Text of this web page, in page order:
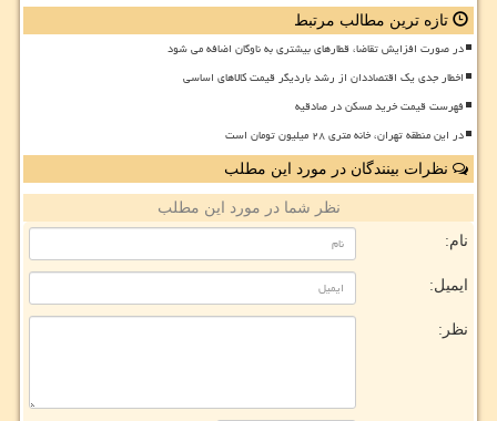
تازه ترین مطالب مرتبط
در صورت افزایش تقاضا، قطارهای بیشتری به ناوگان اضافه می شود
اخطار جدی یک اقتصاددان از رشد باردیگر قیمت کالاهای اساسی
فهرست قیمت خرید مسکن در صادقیه
در این منطقه تهران، خانه متری ۲۸ میلیون تومان است
نظرات بینندگان در مورد این مطلب
نظر شما در مورد این مطلب
نام:
ایمیل:
نظر: